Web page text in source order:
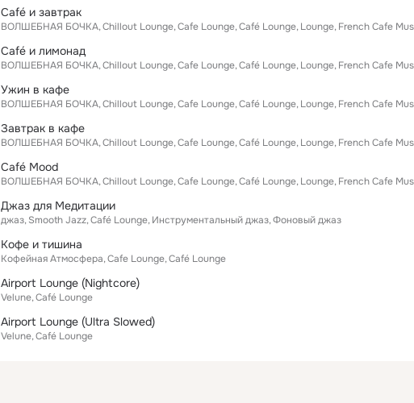
Café и завтрак
ВОЛШЕБНАЯ БОЧКА Chillout Lounge Cafe Lounge Café Lounge Lounge French Cafe
Café и лимонад
ВОЛШЕБНАЯ БОЧКА Chillout Lounge Cafe Lounge Café Lounge Lounge French Cafe
Ужин в кафе
ВОЛШЕБНАЯ БОЧКА Chillout Lounge Cafe Lounge Café Lounge Lounge French Cafe
Завтрак в кафе
ВОЛШЕБНАЯ БОЧКА Chillout Lounge Cafe Lounge Café Lounge Lounge French Cafe
Café Mood
ВОЛШЕБНАЯ БОЧКА Chillout Lounge Cafe Lounge Café Lounge Lounge French Cafe
Джаз для Медитации
джаз Smooth Jazz Café Lounge Инструментальный джаз Фоновый джаз
Кофе и тишина
Кофейная Атмосфера Cafe Lounge Café Lounge
Airport Lounge (Nightcore)
Velune Café Lounge
Airport Lounge (Ultra Slowed)
Velune Café Lounge